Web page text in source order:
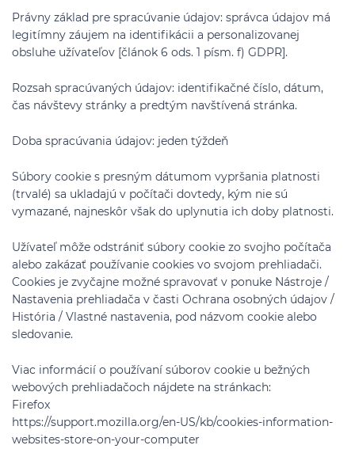
Právny základ pre spracúvanie údajov: správca údajov má
legitímny záujem na identifikácii a personalizovanej
obsluhe užívateľov [článok 6 ods. 1 písm. f) GDPR].
Rozsah spracúvaných údajov: identifikačné číslo, dátum,
čas návštevy stránky a predtým navštívená stránka.
Doba spracúvania údajov: jeden týždeň
Súbory cookie s presným dátumom vypršania platnosti
(trvalé) sa ukladajú v počítači dovtedy, kým nie sú
vymazané, najneskôr však do uplynutia ich doby platnosti.
Užívateľ môže odstrániť súbory cookie zo svojho počítača
alebo zakázať používanie cookies vo svojom prehliadači.
Cookies je zvyčajne možné spravovať v ponuke Nástroje /
Nastavenia prehliadača v časti Ochrana osobných údajov /
História / Vlastné nastavenia, pod názvom cookie alebo
sledovanie.
Viac informácií o používaní súborov cookie u bežných
webových prehliadačoch nájdete na stránkach:
Firefox
https://support.mozilla.org/en-US/kb/cookies-information-
websites-store-on-your-computer